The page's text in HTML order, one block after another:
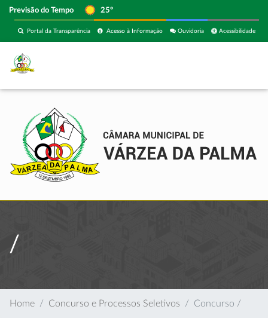
Previsão do Tempo 25º
Acessibilidade
Ouvidoria
Acesso à Informação
Portal da Transparência
/
Home Concurso e Processos Seletivos Concurso /